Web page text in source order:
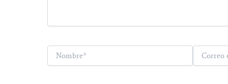
Nombre*
Correo
electrónico*